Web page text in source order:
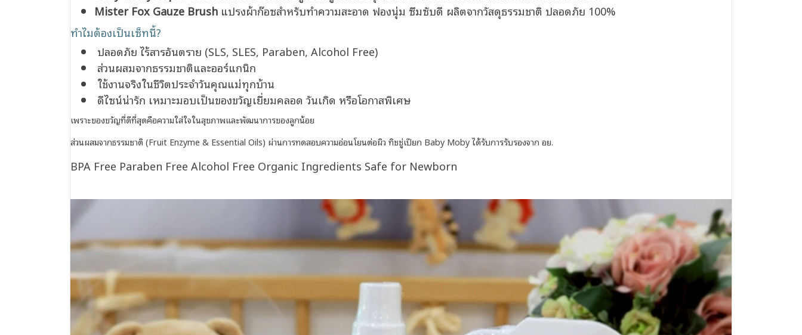
Mister Fox Gauze Brush แปรงผ้าก๊อซสำหรับทำความสะอาด ฟองนุ่ม ซึมซับดี ผลิตจากวัสดุธรรมชาติ ปลอดภัย 100%
ทำไมต้องเป็นเซ็ทนี้?
️ ปลอดภัย ไร้สารอันตราย (SLS, SLES, Paraben, Alcohol Free)
️ ส่วนผสมจากธรรมชาติและออร์แกนิก
️ ใช้งานจริงในชีวิตประจำวันคุณแม่ทุกบ้าน
️ ดีไซน์น่ารัก เหมาะมอบเป็นของขวัญเยี่ยมคลอด วันเกิด หรือโอกาสพิเศษ
เพราะของขวัญที่ดีที่สุดคือความใส่ใจในสุขภาพและพัฒนาการของลูกน้อย ️
ส่วนผสมจากธรรมชาติ (Fruit Enzyme & Essential Oils) ผ่านการทดสอบความอ่อนโยนต่อผิว ทิชชู่เปียก Baby Moby ได้รับการรับรองจาก อย.
BPA Free Paraben Free Alcohol Free Organic Ingredients Safe for Newborn